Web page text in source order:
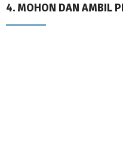
4. MOHON DAN AMBIL